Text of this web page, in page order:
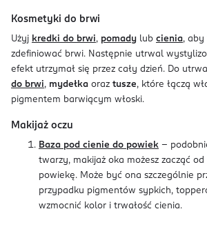
Kosmetyki do brwi
Użyj kredki do brwi, pomady lub cienia, aby
zdefiniować brwi. Następnie utrwal
efekt utrzymał się przez cały dzień. Do
do brwi, mydełka oraz tusze, które łączą
pigmentem barwiącym włoski.
Makijaż oczu
Baza pod cienie do powiek -
twarzy, makijaż oka możesz zacząć od
powiekę. Może być ona szczególnie
przypadku pigmentów sypkich,
wzmocnić kolor i trwałość cienia.